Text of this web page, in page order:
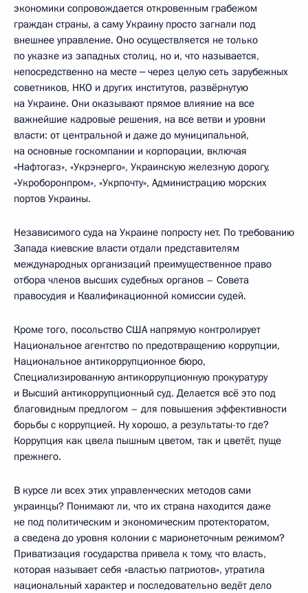
экономики сопровождается откровенным грабежом
граждан страны, а саму Украину просто загнали под
внешнее управление. Оно осуществляется не только
по указке из западных столиц, но и, что называется,
непосредственно на месте ‒ через целую сеть зарубежных
советников, НКО и других институтов, развёрнутую
на Украине. Они оказывают прямое влияние на все
важнейшие кадровые решения, на все ветви и уровни
власти: от центральной и даже до муниципальной,
на основные госкомпании и корпорации, включая
«Нафтогаз», «Укрэнерго», Украинскую железную дорогу,
«Укроборонпром», «Укрпочту», Администрацию морских
портов Украины.
Независимого суда на Украине попросту нет. По требованию
Запада киевские власти отдали представителям
международных организаций преимущественное право
отбора членов высших судебных органов – Совета
правосудия и Квалификационной комиссии судей.
Кроме того, посольство США напрямую контролирует
Национальное агентство по предотвращению коррупции,
Национальное антикоррупционное бюро,
Специализированную антикоррупционную прокуратуру
и Высший антикоррупционный суд. Делается всё это под
благовидным предлогом – для повышения эффективности
борьбы с коррупцией. Ну хорошо, а результаты-то где?
Коррупция как цвела пышным цветом, так и цветёт, пуще
прежнего.
В курсе ли всех этих управленческих методов сами
украинцы? Понимают ли, что их страна находится даже
не под политическим и экономическим протекторатом,
а сведена до уровня колонии с марионеточным режимом?
Приватизация государства привела к тому, что власть,
которая называет себя «властью патриотов», утратила
национальный характер и последовательно ведёт дело